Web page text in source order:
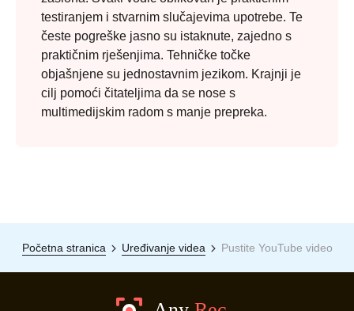
testiranjem i stvarnim slučajevima upotrebe. Te
česte pogreške jasno su istaknute, zajedno s
praktičnim rješenjima. Tehničke točke
objašnjene su jednostavnim jezikom. Krajnji je
cilj pomoći čitateljima da se nose s
multimedijskim radom s manje prepreka.
Početna stranica Uređivanje videa Pustite YouTube video